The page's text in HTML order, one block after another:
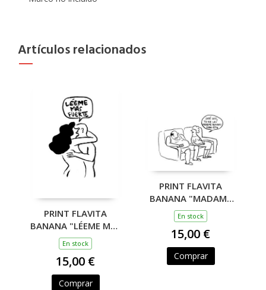
Artículos relacionados
PRINT FLAVITA
BANANA "LÉEME MÁS
FUERTE"
En stock
15,00 €
Comprar
PRINT FLAVITA
BANANA "MADAME
BOVARY"
En stock
15,00 €
Comprar